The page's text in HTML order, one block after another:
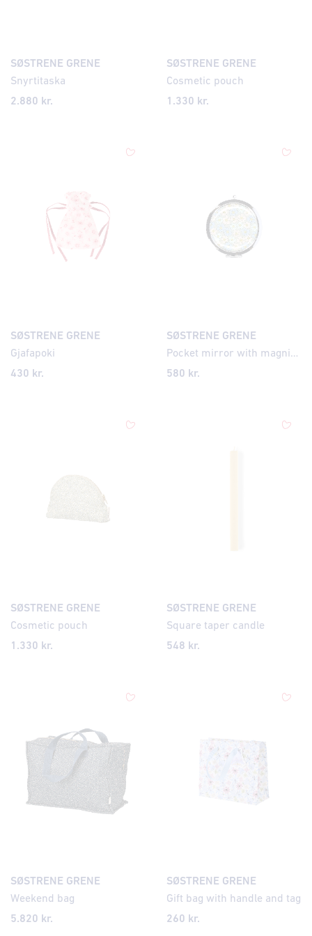
SØSTRENE GRENE
Snyrtitaska
2.880 kr.
SØSTRENE GRENE
Cosmetic pouch
1.330 kr.
SØSTRENE GRENE
Gjafapoki
430 kr.
SØSTRENE GRENE
Pocket mirror with magnification
580 kr.
SØSTRENE GRENE
Cosmetic pouch
1.330 kr.
SØSTRENE GRENE
Square taper candle
548 kr.
SØSTRENE GRENE
Weekend bag
5.820 kr.
SØSTRENE GRENE
Gift bag with handle and tag
260 kr.